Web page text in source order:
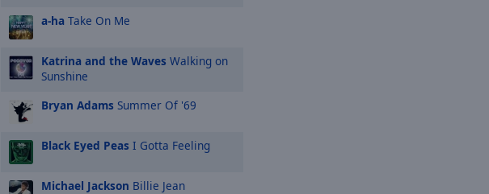
a-ha Take On Me
Katrina and the Waves Walking on
Sunshine
Bryan Adams Summer Of '69
Black Eyed Peas I Gotta Feeling
Michael Jackson Billie Jean